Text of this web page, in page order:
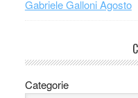
Gabriele Galloni Agosto
Categorie